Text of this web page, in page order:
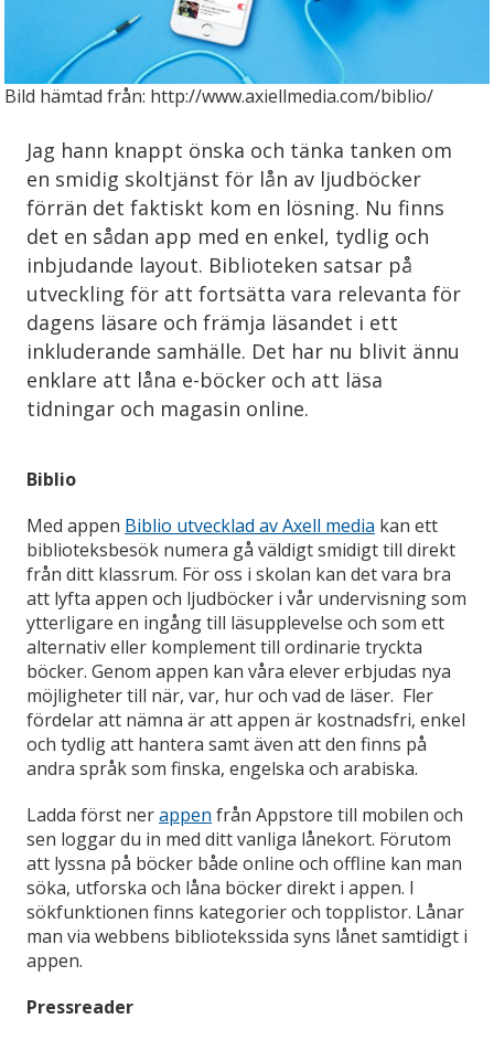
Bild hämtad från: http://www.axiellmedia.com/biblio/
Jag hann knappt önska och tänka tanken om
en smidig skoltjänst för lån av ljudböcker
förrän det faktiskt kom en lösning. Nu finns
det en sådan app med en enkel, tydlig och
inbjudande layout. Biblioteken satsar på
utveckling för att fortsätta vara relevanta för
dagens läsare och främja läsandet i ett
inkluderande samhälle. Det har nu blivit ännu
enklare att låna e-böcker och att läsa
tidningar och magasin online.
Biblio
Med appen Biblio utvecklad av Axell media kan ett
biblioteksbesök numera gå väldigt smidigt till direkt
från ditt klassrum. För oss i skolan kan det vara bra
att lyfta appen och ljudböcker i vår undervisning som
ytterligare en ingång till läsupplevelse och som ett
alternativ eller komplement till ordinarie tryckta
böcker. Genom appen kan våra elever erbjudas nya
möjligheter till när, var, hur och vad de läser. Fler
fördelar att nämna är att appen är kostnadsfri, enkel
och tydlig att hantera samt även att den finns på
andra språk som finska, engelska och arabiska.
Ladda först nerappen från Appstore till mobilen och
sen loggar du in med ditt vanliga lånekort. Förutom
att lyssna på böcker både online och offline kan man
söka, utforska och låna böcker direkt i appen. I
sökfunktionen finns kategorier och topplistor. Lånar
man via webbens bibliotekssida syns lånet samtidigt i
appen.
Pressreader